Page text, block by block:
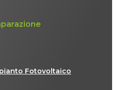
Fotovoltaico